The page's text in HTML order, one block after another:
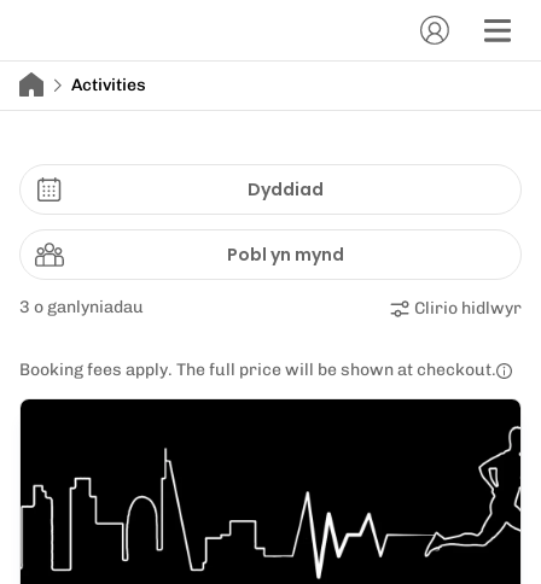
Activities
Dyddiad
Pobl yn mynd
3 o ganlyniadau Clirio hidlwyr
Booking fees apply. The full price will be shown at checkout.